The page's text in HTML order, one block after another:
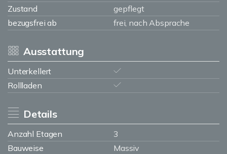
Zustand
gepflegt
bezugsfrei ab
frei, nach Absprache
Ausstattung
Unterkellert
Rollladen
Details
Anzahl Etagen
3
Bauweise
Massiv